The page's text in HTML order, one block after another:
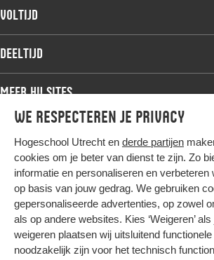
We respecteren je privacy
Hogeschool Utrecht en derde partijen
cookies om je beter van dienst te zijn. Zo
informatie en personaliseren en verbeteren
op basis van jouw gedrag. We gebruiken
gepersonaliseerde advertenties, op zowel
als op andere websites. Kies ‘Weigeren’
weigeren plaatsen wij uitsluitend
noodzakelijk zijn voor het technisch
Voltijdopleidingen
Deeltijdopleidingen
Onderzoek
Werken bij de HU
Contact
Voltijd
Associate degree
Bachelor
Master
Studiekeuze voltijd
Deeltijd
Associate degree
Bachelor
Master
Post-master
Studiekeuze deeltijd
Meer HU sites
HU International
HU Bibliotheek
HU Ontwikkelt
Duurzame HU
Intranet
Trajectum
Hier komt alles
Colofon
Privacy